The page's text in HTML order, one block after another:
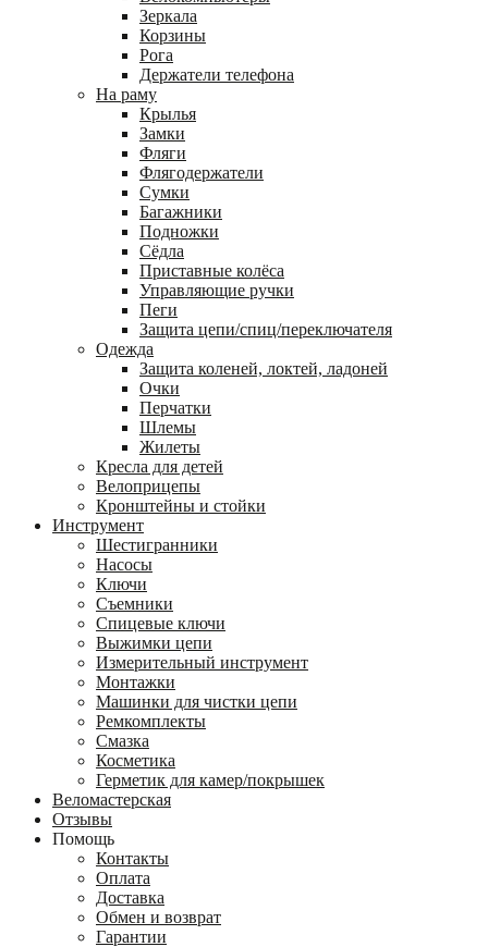
Зеркала
Корзины
Рога
Держатели телефона
На раму
Крылья
Замки
Фляги
Флягодержатели
Сумки
Багажники
Подножки
Сёдла
Приставные колёса
Управляющие ручки
Пеги
Защита цепи/спиц/переключателя
Одежда
Защита коленей, локтей, ладоней
Очки
Перчатки
Шлемы
Жилеты
Кресла для детей
Велоприцепы
Кронштейны и стойки
Инструмент
Шестигранники
Насосы
Ключи
Съемники
Спицевые ключи
Выжимки цепи
Измерительный инструмент
Монтажки
Машинки для чистки цепи
Ремкомплекты
Смазка
Косметика
Герметик для камер/покрышек
Веломастерская
Отзывы
Помощь
Контакты
Оплата
Доставка
Обмен и возврат
Гарантии